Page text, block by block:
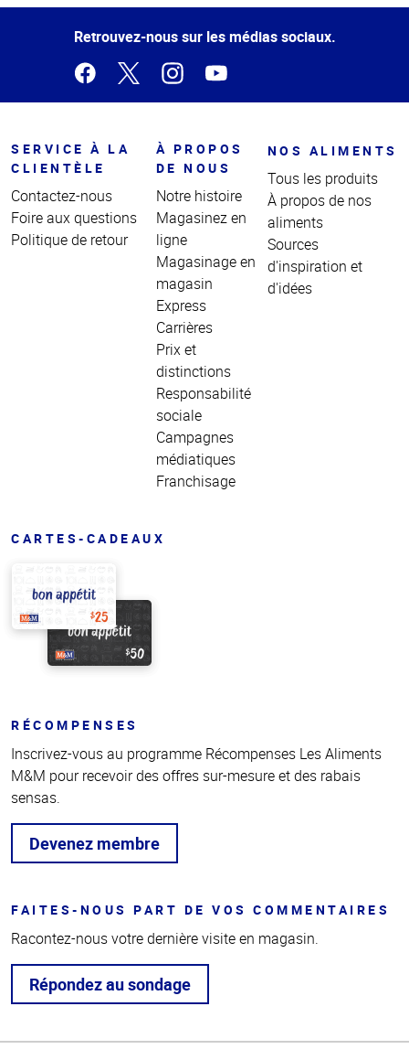
de la
Retrouvez-nous sur les médias sociaux.
SERVICE À LA
CLIENTÈLE
Contactez-nous
Foire aux questions
Politique de retour
À PROPOS
DE NOUS
Notre histoire
Magasinez en
ligne
Magasinage en
magasin
Express
Carrières
Prix et
distinctions
Responsabilité
sociale
Campagnes
médiatiques
Franchisage
NOS ALIMENTS
Tous les produits
À propos de nos
aliments
Sources
d'inspiration et
d'idées
CARTES-CADEAUX
RÉCOMPENSES
Inscrivez-vous au programme Récompenses Les Aliments
M&M pour recevoir des offres sur-mesure et des rabais
sensas.
Devenez membre
FAITES-NOUS PART DE VOS COMMENTAIRES
Racontez-nous votre dernière visite en magasin.
Répondez au sondage